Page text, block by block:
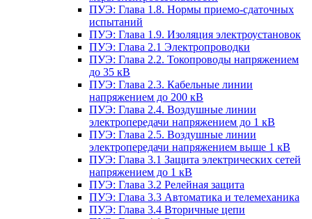
ПУЭ: Глава 1.8. Нормы приемо-сдаточных
испытаний
ПУЭ: Глава 1.9. Изоляция электроустановок
ПУЭ: Глава 2.1 Электропроводки
ПУЭ: Глава 2.2. Токопроводы напряжением
до 35 кВ
ПУЭ: Глава 2.3. Кабельные линии
напряжением до 200 кВ
ПУЭ: Глава 2.4. Воздушные линии
электропередачи напряжением до 1 кВ
ПУЭ: Глава 2.5. Воздушные линии
электропередачи напряжением выше 1 кВ
ПУЭ: Глава 3.1 Защита электрических сетей
напряжением до 1 кВ
ПУЭ: Глава 3.2 Релейная защита
ПУЭ: Глава 3.3 Автоматика и телемеханика
ПУЭ: Глава 3.4 Вторичные цепи